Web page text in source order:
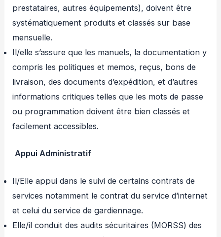
prestataires, autres équipements), doivent être
systématiquement produits et classés sur base
mensuelle.
Il/elle s’assure que les manuels, la documentation y
compris les politiques et memos, reçus, bons de
livraison, des documents d’expédition, et d’autres
informations critiques telles que les mots de passe
ou programmation doivent être bien classés et
facilement accessibles.
Appui Administratif
Il/Elle appui dans le suivi de certains contrats de
services notamment le contrat du service d’internet
et celui du service de gardiennage.
Elle/il conduit des audits sécuritaires (MORSS) des